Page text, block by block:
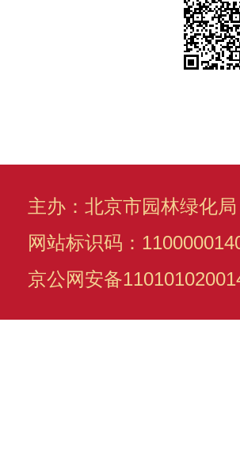
主办：北京市园林绿化
网站标识码：
京公网安备